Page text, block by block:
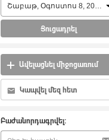
Շաբաթ, Օգոստոս 8, 2026
Ցուցադրել
Ավելացնել միջոցառում
Կապվել մեզ հետ
Բաժանորդագրվել: